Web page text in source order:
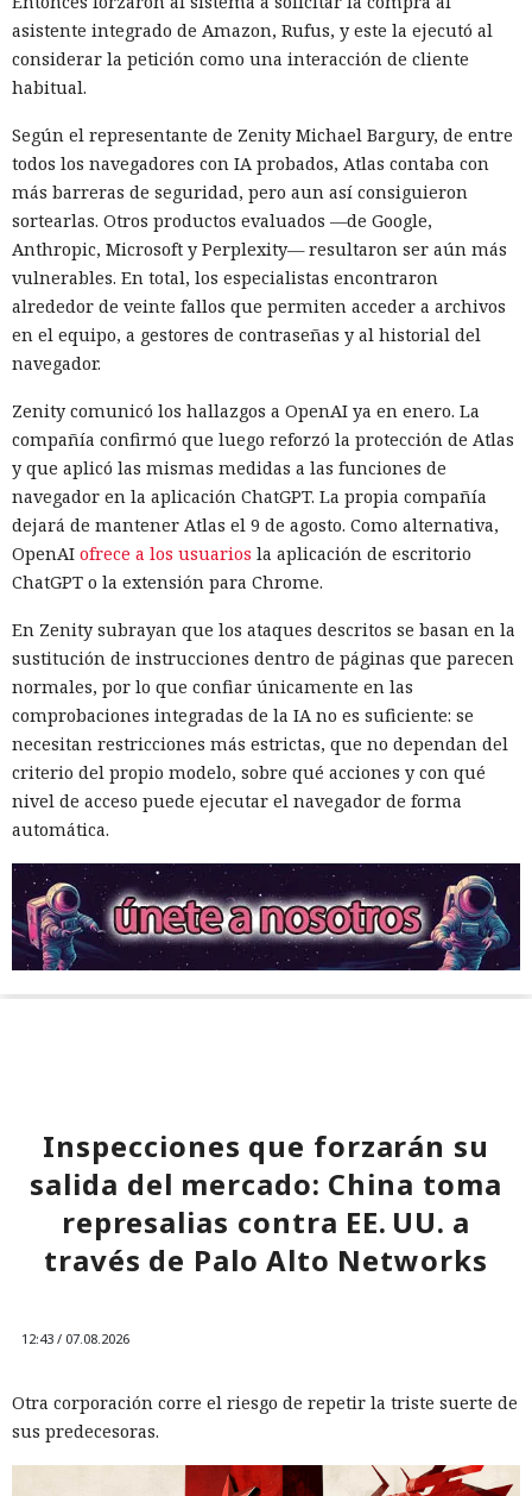
asistente integrado de Amazon, Rufus, y este la ejecutó al
considerar la petición como una interacción de cliente
habitual.
Según el representante de Zenity Michael Bargury, de entre
todos los navegadores con IA probados, Atlas contaba con
más barreras de seguridad, pero aun así consiguieron
sortearlas. Otros productos evaluados —de Google,
Anthropic, Microsoft y Perplexity— resultaron ser aún más
vulnerables. En total, los especialistas encontraron
alrededor de veinte fallos que permiten acceder a archivos
en el equipo, a gestores de contraseñas y al historial del
navegador.
Zenity comunicó los hallazgos a OpenAI ya en enero. La
compañía confirmó que luego reforzó la protección de Atlas
y que aplicó las mismas medidas a las funciones de
navegador en la aplicación ChatGPT. La propia compañía
dejará de mantener Atlas el 9 de agosto. Como alternativa,
OpenAI ofrece a los usuarios la aplicación de escritorio
ChatGPT o la extensión para Chrome.
En Zenity subrayan que los ataques descritos se basan en la
sustitución de instrucciones dentro de páginas que parecen
normales, por lo que confiar únicamente en las
comprobaciones integradas de la IA no es suficiente: se
necesitan restricciones más estrictas, que no dependan del
criterio del propio modelo, sobre qué acciones y con qué
nivel de acceso puede ejecutar el navegador de forma
automática.
Inspecciones que forzarán su
salida del mercado: China toma
represalias contra EE. UU. a
través de Palo Alto Networks
12:43 / 07.08.2026
Otra corporación corre el riesgo de repetir la triste suerte de
sus predecesoras.